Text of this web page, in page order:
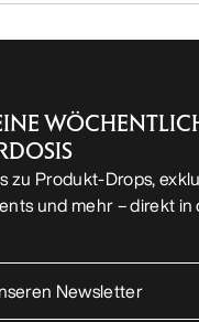
zu Produkt-Drops,
und mehr – direkt in